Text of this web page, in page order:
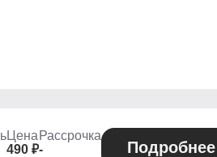
Цена
490 ₽
Рассрочка
-
Подробнее